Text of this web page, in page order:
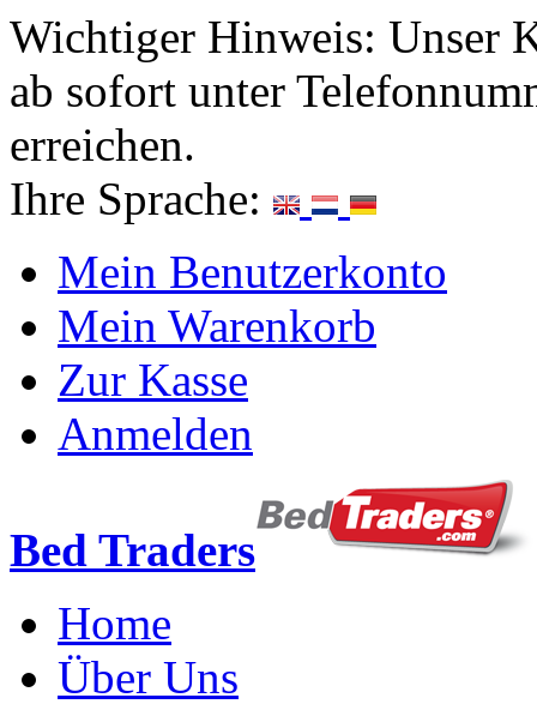
Wichtiger Hinweis: Unser
ab sofort unter
erreichen.
Ihre Sprache:
Mein Benutzerkonto
Mein Warenkorb
Zur Kasse
Anmelden
Bed Traders
Home
Über Uns